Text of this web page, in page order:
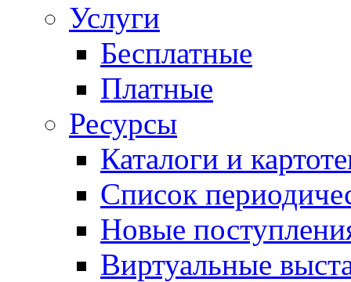
Услуги
Бесплатные
Платные
Ресурсы
Каталоги и
Список
Новые
Виртуальные